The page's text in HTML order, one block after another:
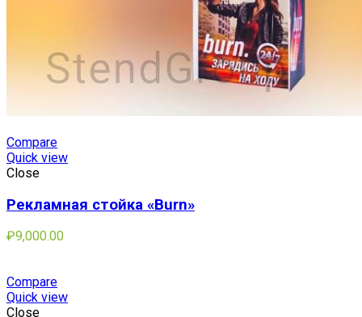
Compare
Quick view
Close
Рекламная стойка «Burn»
₽9,000.00
Compare
Quick view
Close